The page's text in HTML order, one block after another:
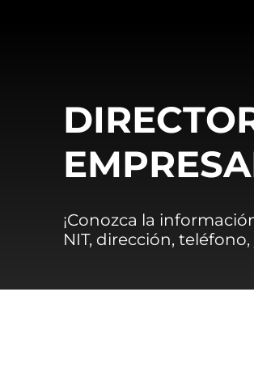
¡Conozca la
NIT, dirección,